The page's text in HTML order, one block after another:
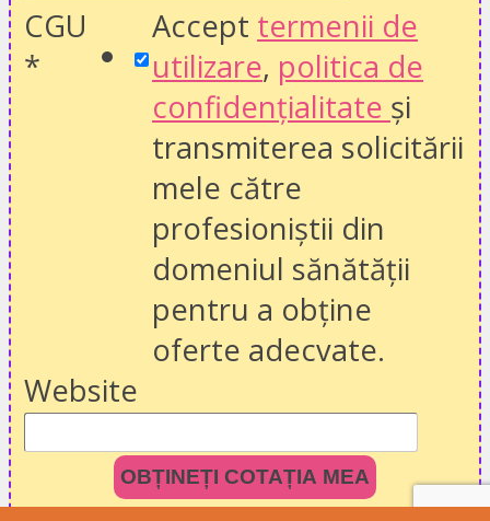
CGU
*
Accept termenii de
utilizare, politica de
confidențialitate și
transmiterea solicitării
mele către
profesioniștii din
domeniul sănătății
pentru a obține
oferte adecvate.
Website
OBȚINEȚI COTAȚIA MEA